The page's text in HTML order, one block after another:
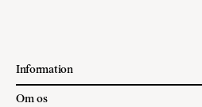
Information
Om os